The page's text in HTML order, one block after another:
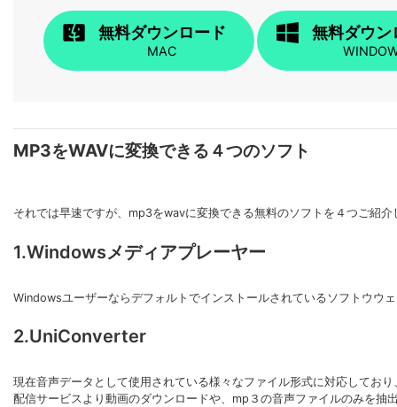
無料ダウンロード
MAC
無料ダウン
MP3をWAVに変換できる４つのソフト
それでは早速ですが、mp3をwavに変換できる無料のソフトを４つご紹介
1.Windowsメディアプレーヤー
Windowsユーザーならデフォルトでインストールされているソフトウウ
2.UniConverter
現在音声データとして使用されている様々なファイル形式に対応してお
配信サービスより動画のダウンロードや、mp３の音声ファイルのみを